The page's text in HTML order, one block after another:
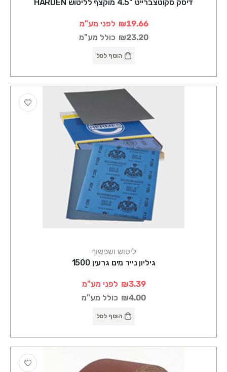
דיסק סקוטצברייט "4.5 מוקצף לליטוש HARDEN
₪19.66 לפני מע"מ
₪23.20 כולל מע"מ
הוסף לסל
ליטוש ושפשוף
גיליון נייר מים גרעין 1500
₪3.39 לפני מע"מ
₪4.00 כולל מע"מ
הוסף לסל